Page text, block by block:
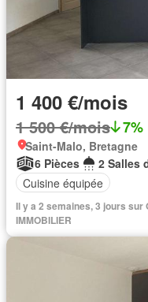
1 400 €/mois
1 500 €/mois 7%
Saint-Malo, Bretagne
6 Pièces
2 Salles
Cuisine équipée
Il y a 2 semaines, 3 jours sur
IMMOBILIER